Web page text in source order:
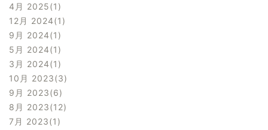
4月 2025 1
12月 2024 1
9月 2024 1
5月 2024 1
3月 2024 1
10月 2023 3
9月 2023 6
8月 2023 12
7月 2023 1